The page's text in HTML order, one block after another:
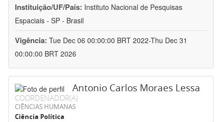
Instituição/UF/País: Instituto Nacional de Pesquisas
Espaciais - SP - Brasil
Vigência: Tue Dec 06 00:00:00 BRT 2022-Thu Dec 31
00:00:00 BRT 2026
Antonio Carlos Moraes Lessa
COORDENADOR(A)
CIÊNCIAS HUMANAS
Ciência Política